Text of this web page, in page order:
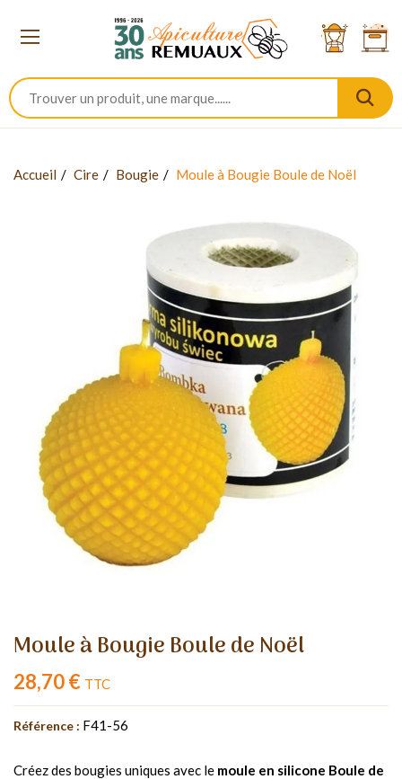
Accueil Cire Bougie Moule à Bougie Boule de Noël
Moule à Bougie Boule de Noël
28,70 € TTC
Référence : F41-56
Créez des bougies uniques avec le moule en silicone Boule de